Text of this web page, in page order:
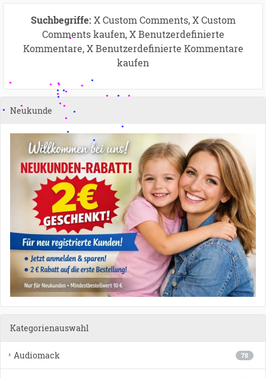
Suchbegriffe: X Custom Comments, X Custom
Comments kaufen, X Benutzerdefinierte
Kommentare, X Benutzerdefinierte Kommentare
kaufen
Neukunde
Kategorienauswahl
78
Audiomack